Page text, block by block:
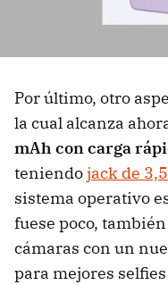
Por último, otro
la cual alcanza
mAh con carga
teniendojack de
sistema operativo
fuese poco,
cámaras con un
para mejores